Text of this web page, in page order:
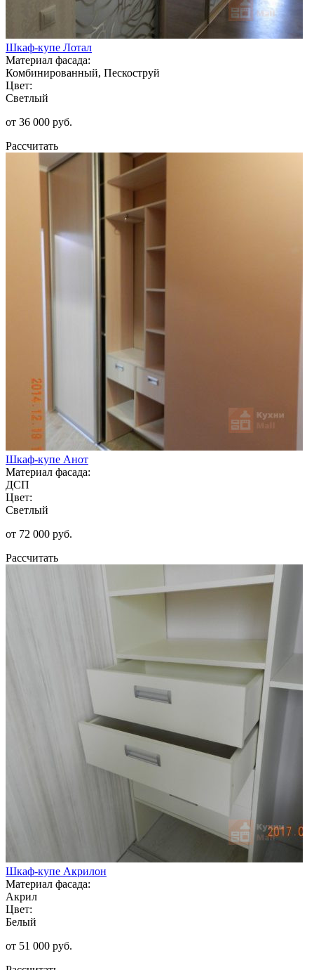
Шкаф-купе Лотал
Материал фасада:
Комбинированный, Пескоструй
Цвет:
Светлый
от 36 000 руб.
Рассчитать
Шкаф-купе Анот
Материал фасада:
ДСП
Цвет:
Светлый
от 72 000 руб.
Рассчитать
Шкаф-купе Акрилон
Материал фасада:
Акрил
Цвет:
Белый
от 51 000 руб.